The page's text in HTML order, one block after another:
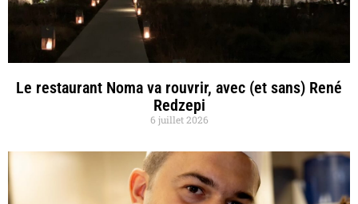
Le restaurant Noma va rouvrir, avec (et sans) René
Redzepi
6 juillet 2026